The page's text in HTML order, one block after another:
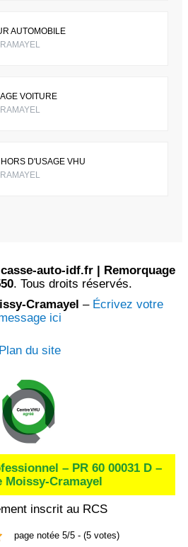
AUTOMOBILE
VOITURE
D'USAGE VHU
casse-auto-idf.fr | Remorquage
. Tous droits réservés.
Cramayel – Écrivez votre
ici
Plan du site
– PR 60 00031 D –
Moissy-Cramayel
inscrit au RCS
page notée 5/5 - (5 votes)